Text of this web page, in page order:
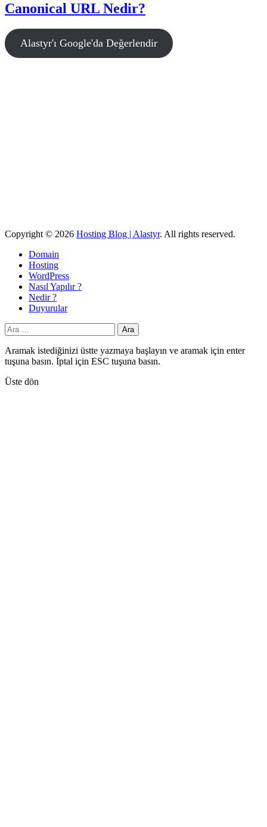
Canonical URL Nedir?
Alastyr'ı Google'da Değerlendir
Copyright © 2026 Hosting Blog | Alastyr. All rights reserved.
Domain
Hosting
WordPress
Nasıl Yapılır ?
Nedir ?
Duyurular
Arama:
Aramak istediğinizi üstte yazmaya başlayın ve aramak için enter
tuşuna basın. İptal için ESC tuşuna basın.
Üste dön